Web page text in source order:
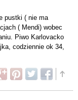
pustki ( nie ma
( Mendi) wobec
Piwo Karlovacko
codziennie ok 34,